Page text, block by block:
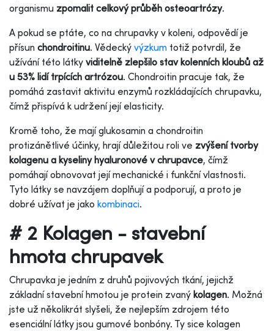
organismu zpomalit celkový průběh osteoartrózy.
A pokud se ptáte, co na chrupavky v koleni, odpovědí je
přísun chondroitinu. Vědecký výzkum totiž potvrdil, že
užívání této látky viditelně zlepšilo stav kolenních kloubů až
u 53% lidí trpících artrózou. Chondroitin pracuje tak, že
pomáhá zastavit aktivitu enzymů rozkládajících chrupavku,
čímž přispívá k udržení její elasticity.
Kromě toho, že mají glukosamin a chondroitin
protizánětlivé účinky, hrají důležitou roli ve zvýšení tvorby
kolagenu a kyseliny hyaluronové v chrupavce, čímž
pomáhají obnovovat její mechanické i funkční vlastnosti.
Tyto látky se navzájem doplňují a podporují, a proto je
dobré užívat je jako kombinaci.
# 2 Kolagen - stavební
hmota chrupavek
Chrupavka je jedním z druhů pojivových tkání, jejichž
základní stavební hmotou je protein zvaný kolagen. Možná
jste už několikrát slyšeli, že nejlepším zdrojem této
esenciální látky jsou gumové bonbóny. Ty sice kolagen